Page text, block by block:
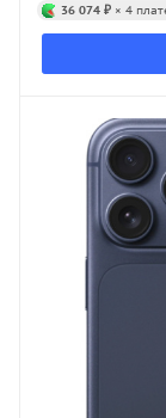
36 074 ₽ × 4